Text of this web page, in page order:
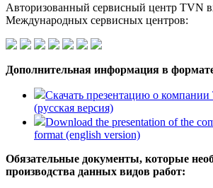
Авторизованный сервисный центр TVN
Международных сервисных центров:
Дополнительная информация в
Скачать презентацию о
(русская версия)
Download the presentation of the
format (english version)
Обязательные документы, которые
производства данных видов работ: